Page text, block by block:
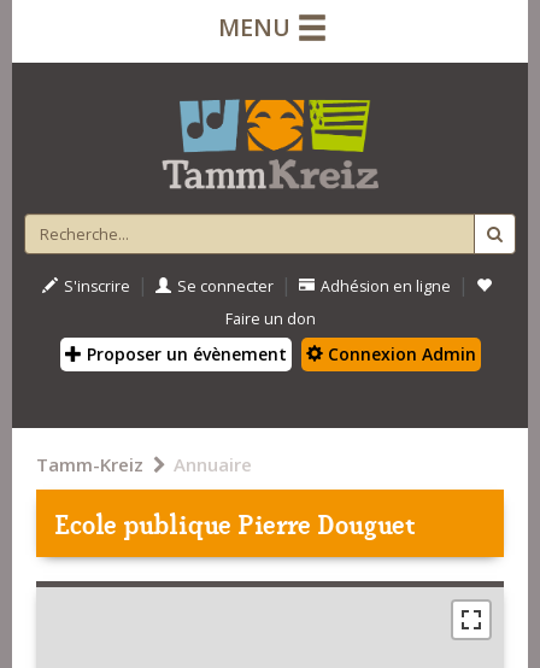
MENU
S'inscrire | Se connecter | Adhésion en ligne |
Faire un don
Proposer un évènement Connexion Admin
Tamm-Kreiz Annuaire
Ecole publique Pierre Douguet